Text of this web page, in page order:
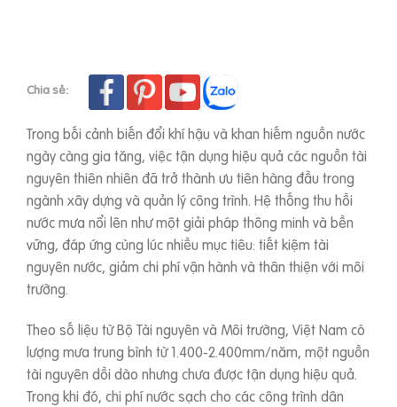
Chia sẻ:
Trong bối cảnh biến đổi khí hậu và khan hiếm nguồn nước
ngày càng gia tăng, việc tận dụng hiệu quả các nguồn tài
nguyên thiên nhiên đã trở thành ưu tiên hàng đầu trong
ngành xây dựng và quản lý công trình. Hệ thống thu hồi
nước mưa nổi lên như một giải pháp thông minh và bền
vững, đáp ứng cùng lúc nhiều mục tiêu: tiết kiệm tài
nguyên nước, giảm chi phí vận hành và thân thiện với môi
trường.
Theo số liệu từ Bộ Tài nguyên và Môi trường, Việt Nam có
lượng mưa trung bình từ 1.400-2.400mm/năm, một nguồn
tài nguyên dồi dào nhưng chưa được tận dụng hiệu quả.
Trong khi đó, chi phí nước sạch cho các công trình dân